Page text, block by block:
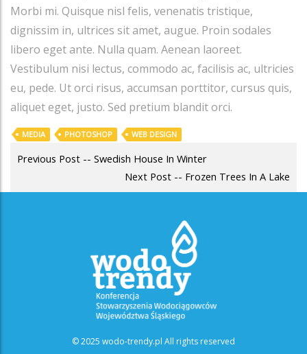
Morbi mi. Quisque nisl felis, venenatis tristique,
dignissim in, ultrices sit amet, augue. Proin sodales
libero eget ante. Nulla quam. Aenean laoreet.
Vestibulum nisi lectus, commodo ac, facilisis ac, ultricies
eu, pede. Ut orci risus, accumsan porttitor, cursus quis,
aliquet eget, justo. Sed pretium blandit orci.
MEDIA PHOTOSHOP WEB DESIGN
POST
NAVIGATION
Previous Post -- Swedish House In Winter
Next Post -- Frozen Trees In A Lake
© 2025 wodo-trendy.pl All rights reserved